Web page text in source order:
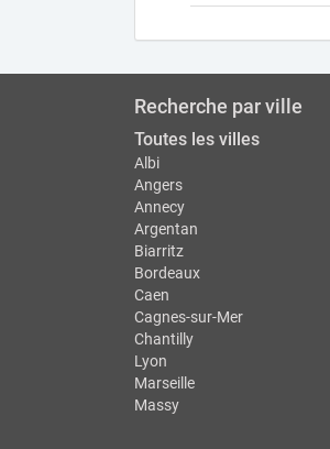
Recherche par ville
Toutes les villes
Albi
Angers
Annecy
Argentan
Biarritz
Bordeaux
Caen
Cagnes-sur-Mer
Chantilly
Lyon
Marseille
Massy